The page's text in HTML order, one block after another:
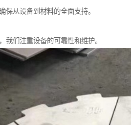
保从设备到材料的全面支持。
我们注重设备的可靠性和维护。